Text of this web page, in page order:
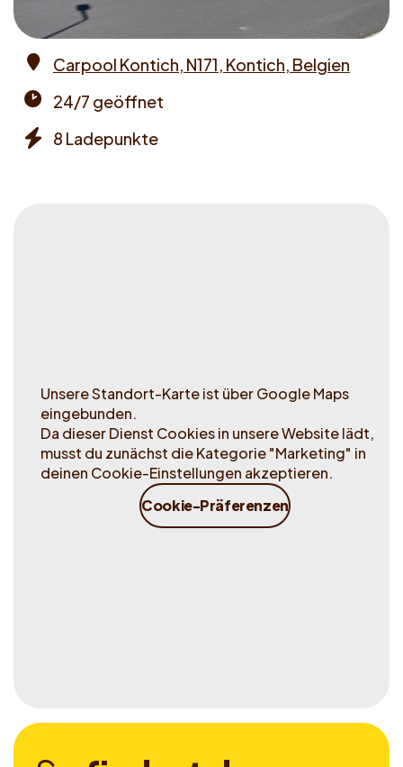
Carpool Kontich, N171, Kontich, Belgien
times
24/7 geöffnet
8 Ladepunkte
Unsere Standort-Karte ist über Google Maps
eingebunden.
Da dieser Dienst Cookies in unsere Website lädt,
musst du zunächst die Kategorie "Marketing" in
deinen Cookie-Einstellungen akzeptieren.
Cookie-Präferenzen